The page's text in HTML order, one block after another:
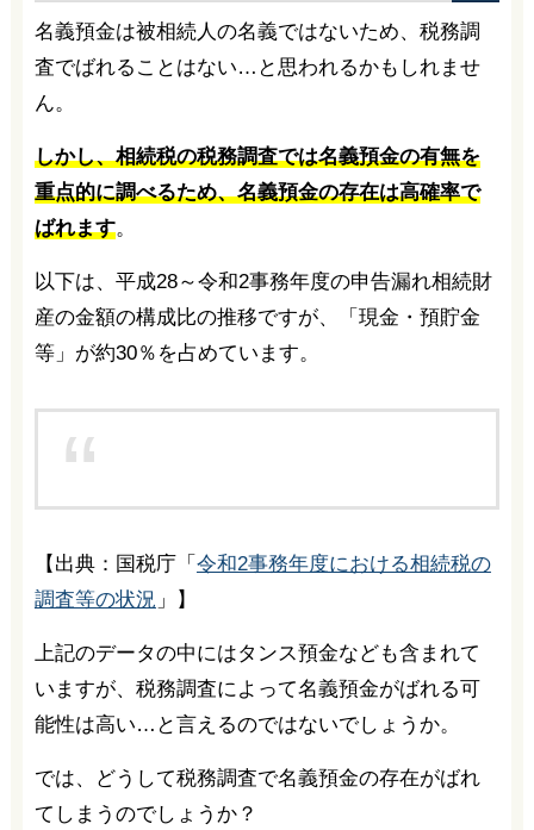
名義預金は被相続人の名義ではないため、税務調
査でばれることはない…と思われるかもしれませ
ん。
しかし、相続税の税務調査では名義預金の有無を
重点的に調べるため、名義預金の存在は高確率で
ばれます。
以下は、平成28～令和2事務年度の申告漏れ相続財
産の金額の構成比の推移ですが、「現金・預貯金
等」が約30％を占めています。
【出典：国税庁「 令和2事務年度における相続税の
調査等の状況 」】
上記のデータの中にはタンス預金なども含まれて
いますが、税務調査によって名義預金がばれる可
能性は高い…と言えるのではないでしょうか。
では、どうして税務調査で名義預金の存在がばれ
てしまうのでしょうか？